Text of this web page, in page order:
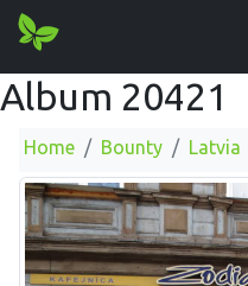
Album 20421
Home Bounty Latvia